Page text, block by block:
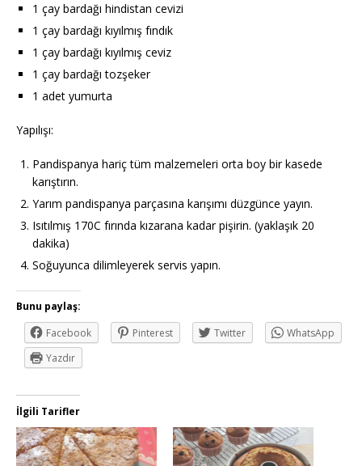
1 çay bardağı hindistan cevizi
1 çay bardağı kıyılmış fındık
1 çay bardağı kıyılmış ceviz
1 çay bardağı tozşeker
1 adet yumurta
Yapılışı:
Pandispanya hariç tüm malzemeleri orta boy bir kasede
karıştırın.
Yarım pandispanya parçasına karışımı düzgünce yayın.
Isıtılmış 170C fırında kızarana kadar pişirin. (yaklaşık 20
dakika)
Soğuyunca dilimleyerek servis yapın.
Bunu paylaş:
Facebook
Pinterest Twitter
WhatsApp
Yazdır
İlgili Tarifler